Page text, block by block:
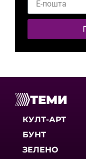
ТЕМИ
КУЛТ-АРТ
БУНТ
ЗЕЛЕНО